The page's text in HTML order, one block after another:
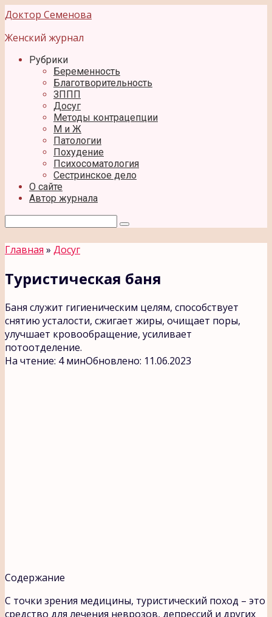
Перейти
к
контенту
Доктор Семенова
Женский журнал
Рубрики
Беременность
Благотворительность
ЗППП
Досуг
Методы контрацепции
М и Ж
Патологии
Похудение
Психосоматология
Сестринское дело
О сайте
Автор журнала
Поиск:
Главная » Досуг
Туристическая баня
Баня служит гигиеническим целям, способствует
снятию усталости, сжигает жиры, очищает поры,
улучшает кровообращение, усиливает
потоотделение.
На чтение: 4 минОбновлено: 11.06.2023
Содержание
С точки зрения медицины, туристический поход – это
средство для лечения неврозов, депрессий и других